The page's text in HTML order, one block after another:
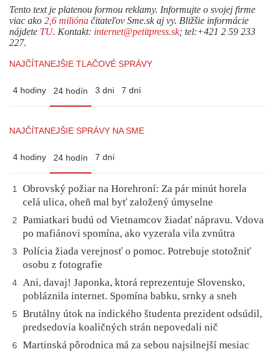
Tento text je platenou formou reklamy. Informujte o svojej firme
viac ako 2,6 milióna čitateľov Sme.sk aj vy. Bližšie informácie
nájdete TU. Kontakt: internet@petitpress.sk; tel:+421 2 59 233
227.
NAJČÍTANEJŠIE TLAČOVÉ SPRÁVY
4 hodiny 24 hodín 3 dni 7 dní
NAJČÍTANEJŠIE SPRÁVY NA SME
4 hodiny 24 hodín 7 dní
1
Obrovský požiar na Horehroní: Za pár minút horela
celá ulica, oheň mal byť založený úmyselne
2
Pamiatkari budú od Vietnamcov žiadať nápravu. Vdova
po mafiánovi spomína, ako vyzerala vila zvnútra
3
Polícia žiada verejnosť o pomoc. Potrebuje stotožniť
osobu z fotografie
4 Ani, davaj! Japonka, ktorá reprezentuje Slovensko,
pobláznila internet. Spomína babku, srnky a sneh
5
Brutálny útok na indického študenta prezident odsúdil,
predsedovia koaličných strán nepovedali nič
6
Martinská pôrodnica má za sebou najsilnejší mesiac